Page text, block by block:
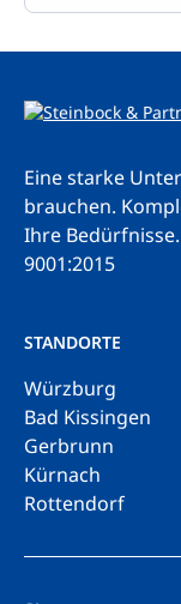
Eine starke
brauchen.
Ihre Bedürfnisse.
9001:2015
STANDORTE
Würzburg
Bad Kissingen
Gerbrunn
Kürnach
Rottendorf